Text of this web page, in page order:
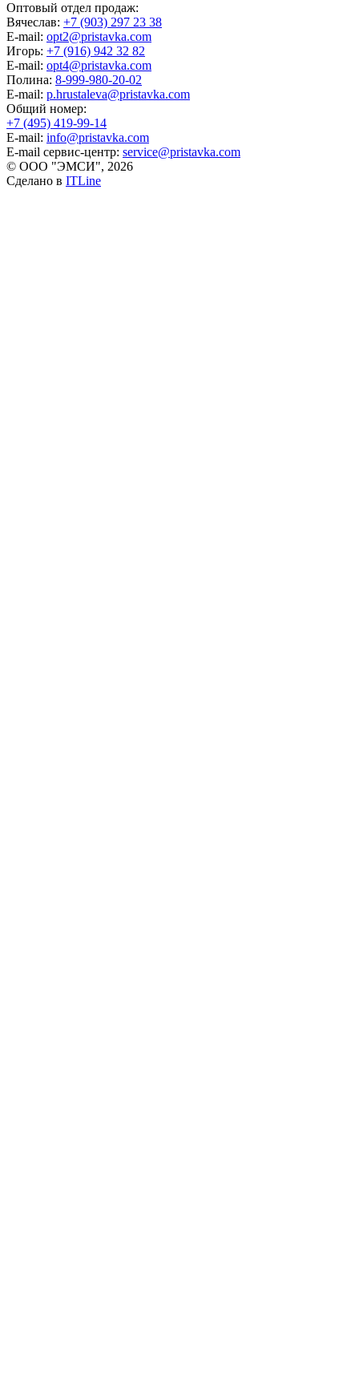
Оптовый отдел продаж:
Вячеслав: +7 (903) 297 23 38
E-mail: opt2@pristavka.com
Игорь: +7 (916) 942 32 82
E-mail: opt4@pristavka.com
Полина: 8-999-980-20-02
E-mail: p.hrustaleva@pristavka.com
Общий номер:
+7 (495) 419-99-14
E-mail: info@pristavka.com
E-mail сервис-центр: service@pristavka.com
© ООО "ЭМСИ", 2026
Сделано в ITLine